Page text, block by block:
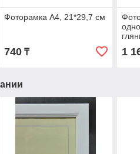
Фоторамка А4, 21*29,7 см
740₸ 1